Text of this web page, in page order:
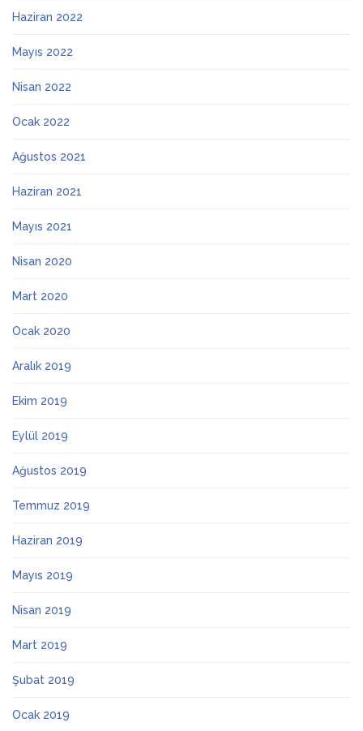
Haziran 2022
Mayıs 2022
Nisan 2022
Ocak 2022
Ağustos 2021
Haziran 2021
Mayıs 2021
Nisan 2020
Mart 2020
Ocak 2020
Aralık 2019
Ekim 2019
Eylül 2019
Ağustos 2019
Temmuz 2019
Haziran 2019
Mayıs 2019
Nisan 2019
Mart 2019
Şubat 2019
Ocak 2019